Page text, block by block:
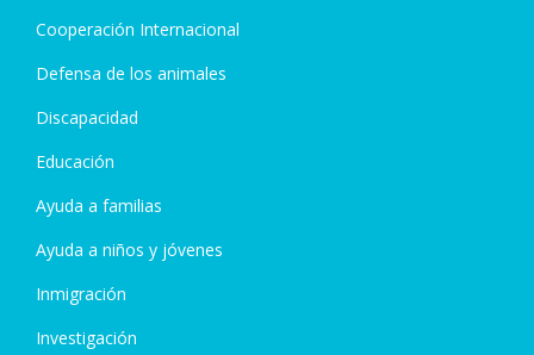
Cooperación Internacional
Defensa de los animales
Discapacidad
Educación
Ayuda a familias
Ayuda a niños y jóvenes
Inmigración
Investigación